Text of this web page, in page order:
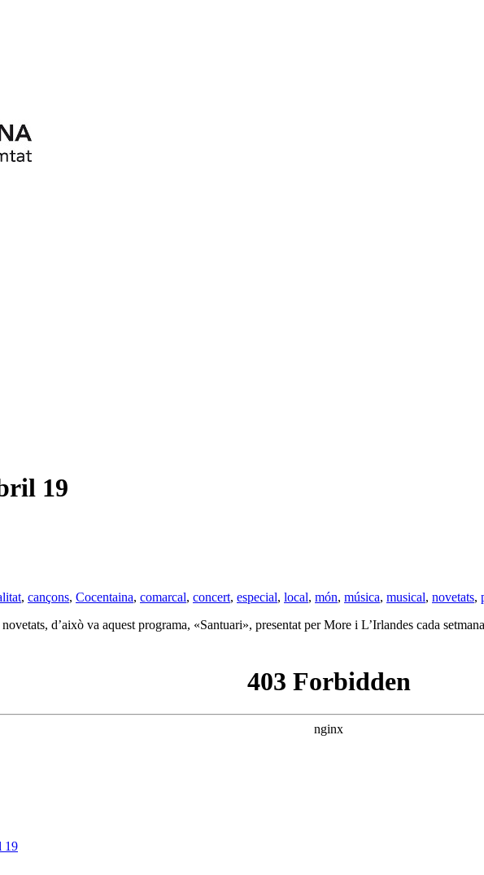
19
, cançons, Cocentaina, comarcal, concert, especial, local, món, música, musical, novetats,
d’això va aquest programa, «Santuari», presentat per More i L’Irlandes cada
19